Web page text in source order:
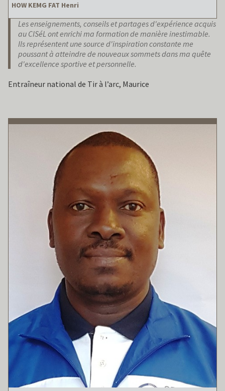
HOW KEMG FAT Henri
Les enseignements, conseils et partages d'expérience acquis
au CISéL ont enrichi ma formation de manière inestimable.
Ils représentent une source d'inspiration constante me
poussant à atteindre de nouveaux sommets dans ma quête
d'excellence sportive et personnelle.
Entraîneur national de Tir à l’arc, Maurice